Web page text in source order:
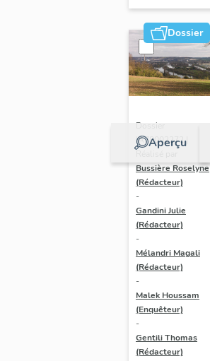
Dossier
Aperçu
Dossier
IA78002272 |
Bussière Roselyne
(Rédacteur)
-
Gandini Julie
(Rédacteur)
-
Mélandri Magali
(Rédacteur)
-
Malek Houssam
(Enquêteur)
-
Gentili Thomas
(Rédacteur)